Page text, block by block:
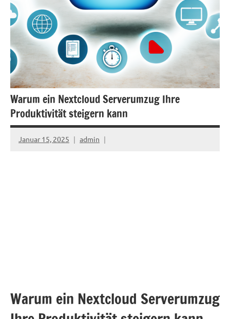
Warum ein Nextcloud Serverumzug Ihre
Produktivität steigern kann
Januar 15, 2025 admin
Warum ein Nextcloud Serverumzug